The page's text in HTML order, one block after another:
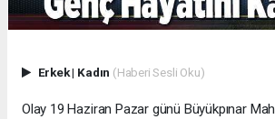
Erkek| Kadın (Haberi Sesli Oku)
Olay 19 Haziran Pazar günü Büyükpınar